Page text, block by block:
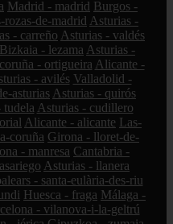
Madrid - madrid Burgos -
de-madrid Asturias -
- carreño Asturias - valdés
Bizkaia - lezama Asturias -
- ortigueira Alicante -
- avilés Valladolid -
asturias Asturias - quirós
tudela Asturias - cudillero
Alicante - alicante Las-
coruña Girona - lloret-de-
- manresa Cantabria -
Asturias - llanera
- santa-eulària-des-riu
Huesca - fraga Málaga -
- vilanova-i-la-geltrú